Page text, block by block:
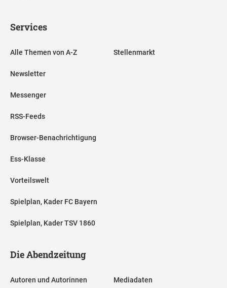
Services
Alle Themen von A-Z
Newsletter
Messenger
RSS-Feeds
Browser-Benachrichtigung
Ess-Klasse
Vorteilswelt
Spielplan, Kader FC Bayern
Spielplan, Kader TSV 1860
Stellenmarkt
Die Abendzeitung
Autoren und Autorinnen Mediadaten